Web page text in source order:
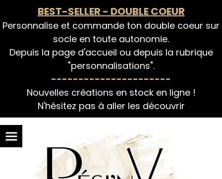
BEST-SELLER - DOUBLE COEUR
Personnalise et commande ton double coeur sur
socle en toute autonomie.
Depuis la page d'accueil ou depuis la rubrique
"personnalisations".
----------------------
Nouvelles créations en stock en ligne !
N'hésitez pas à aller les découvrir